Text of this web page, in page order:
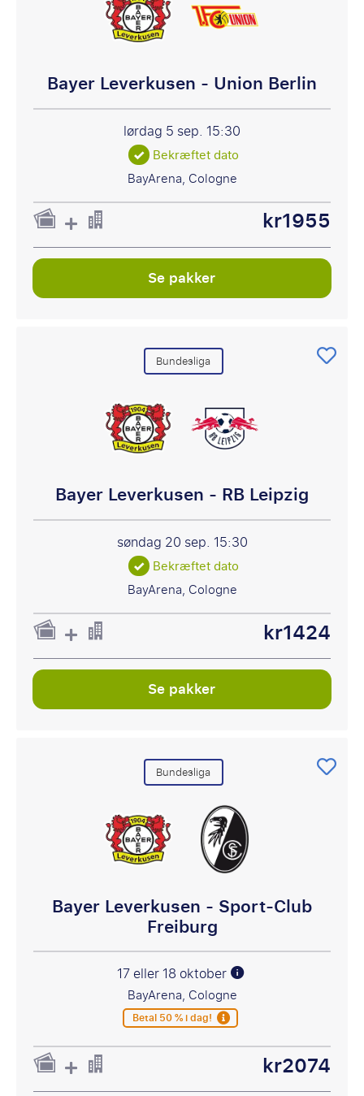
Bayer Leverkusen - Union Berlin
lørdag 5 sep. 15:30
Bekræftet dato
BayArena, Cologne
kr1955
Se pakker
Bundesliga
Bayer Leverkusen - RB Leipzig
søndag 20 sep. 15:30
Bekræftet dato
BayArena, Cologne
kr1424
Se pakker
Bundesliga
Bayer Leverkusen - Sport-Club
Freiburg
17 eller 18 oktober
BayArena, Cologne
Betal 50 % i dag!
kr2074